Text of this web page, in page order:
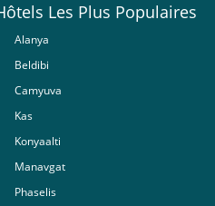
Les Plus Populaires
Alanya
Beldibi
Camyuva
Kas
Konyaalti
Manavgat
Phaselis